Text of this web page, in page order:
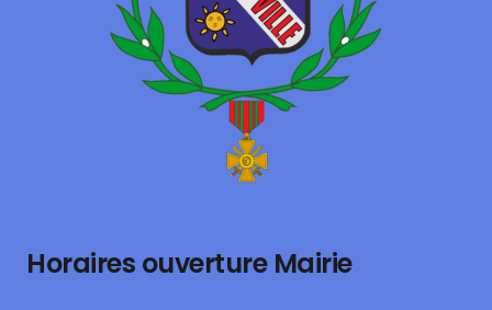
Horaires ouverture Mairie